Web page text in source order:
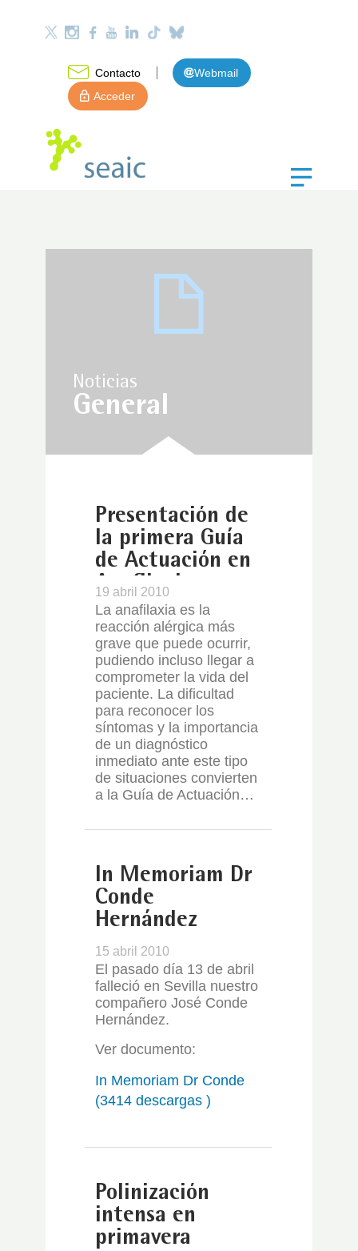
Contacto
Webmail
Acceder
Noticias
General
Presentación de
la primera Guía
de Actuación en
Anafilaxia
19 abril 2010
La anafilaxia es la
reacción alérgica más
grave que puede ocurrir,
pudiendo incluso llegar a
comprometer la vida del
paciente. La dificultad
para reconocer los
síntomas y la importancia
de un diagnóstico
inmediato ante este tipo
de situaciones convierten
a la Guía de Actuación…
In Memoriam Dr
Conde
Hernández
15 abril 2010
El pasado día 13 de abril
falleció en Sevilla nuestro
compañero José Conde
Hernández.
Ver documento:
In Memoriam Dr Conde
(3414 descargas )
Polinización
intensa en
primavera